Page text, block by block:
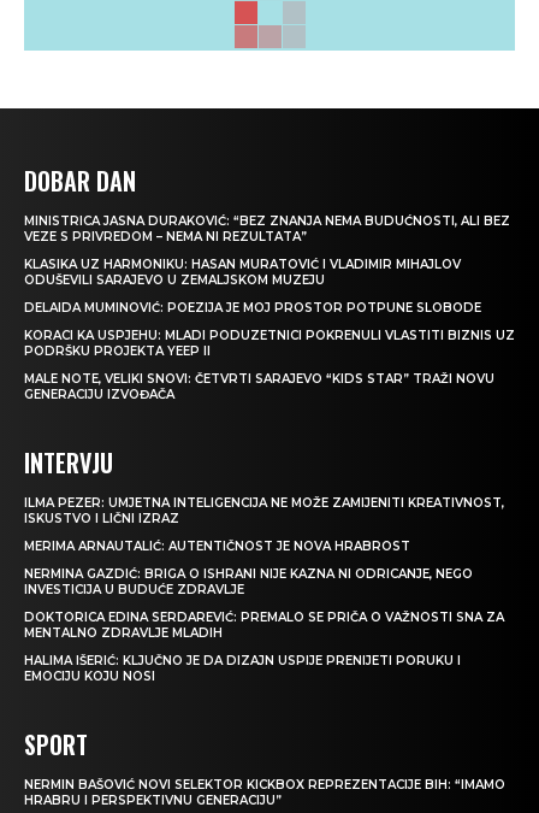
DOBAR DAN
MINISTRICA JASNA DURAKOVIĆ: “BEZ ZNANJA NEMA BUDUĆNOSTI, ALI BEZ
VEZE S PRIVREDOM – NEMA NI REZULTATA”
KLASIKA UZ HARMONIKU: HASAN MURATOVIĆ I VLADIMIR MIHAJLOV
ODUŠEVILI SARAJEVO U ZEMALJSKOM MUZEJU
DELAIDA MUMINOVIĆ: POEZIJA JE MOJ PROSTOR POTPUNE SLOBODE
KORACI KA USPJEHU: MLADI PODUZETNICI POKRENULI VLASTITI BIZNIS UZ
PODRŠKU PROJEKTA YEEP II
MALE NOTE, VELIKI SNOVI: ČETVRTI SARAJEVO “KIDS STAR” TRAŽI NOVU
GENERACIJU IZVOĐAČA
INTERVJU
ILMA PEZER: UMJETNA INTELIGENCIJA NE MOŽE ZAMIJENITI KREATIVNOST,
ISKUSTVO I LIČNI IZRAZ
MERIMA ARNAUTALIĆ: AUTENTIČNOST JE NOVA HRABROST
NERMINA GAZDIĆ: BRIGA O ISHRANI NIJE KAZNA NI ODRICANJE, NEGO
INVESTICIJA U BUDUĆE ZDRAVLJE
DOKTORICA EDINA SERDAREVIĆ: PREMALO SE PRIČA O VAŽNOSTI SNA ZA
MENTALNO ZDRAVLJE MLADIH
HALIMA IŠERIĆ: KLJUČNO JE DA DIZAJN USPIJE PRENIJETI PORUKU I
EMOCIJU KOJU NOSI
SPORT
NERMIN BAŠOVIĆ NOVI SELEKTOR KICKBOX REPREZENTACIJE BIH: “IMAMO
HRABRU I PERSPEKTIVNU GENERACIJU”